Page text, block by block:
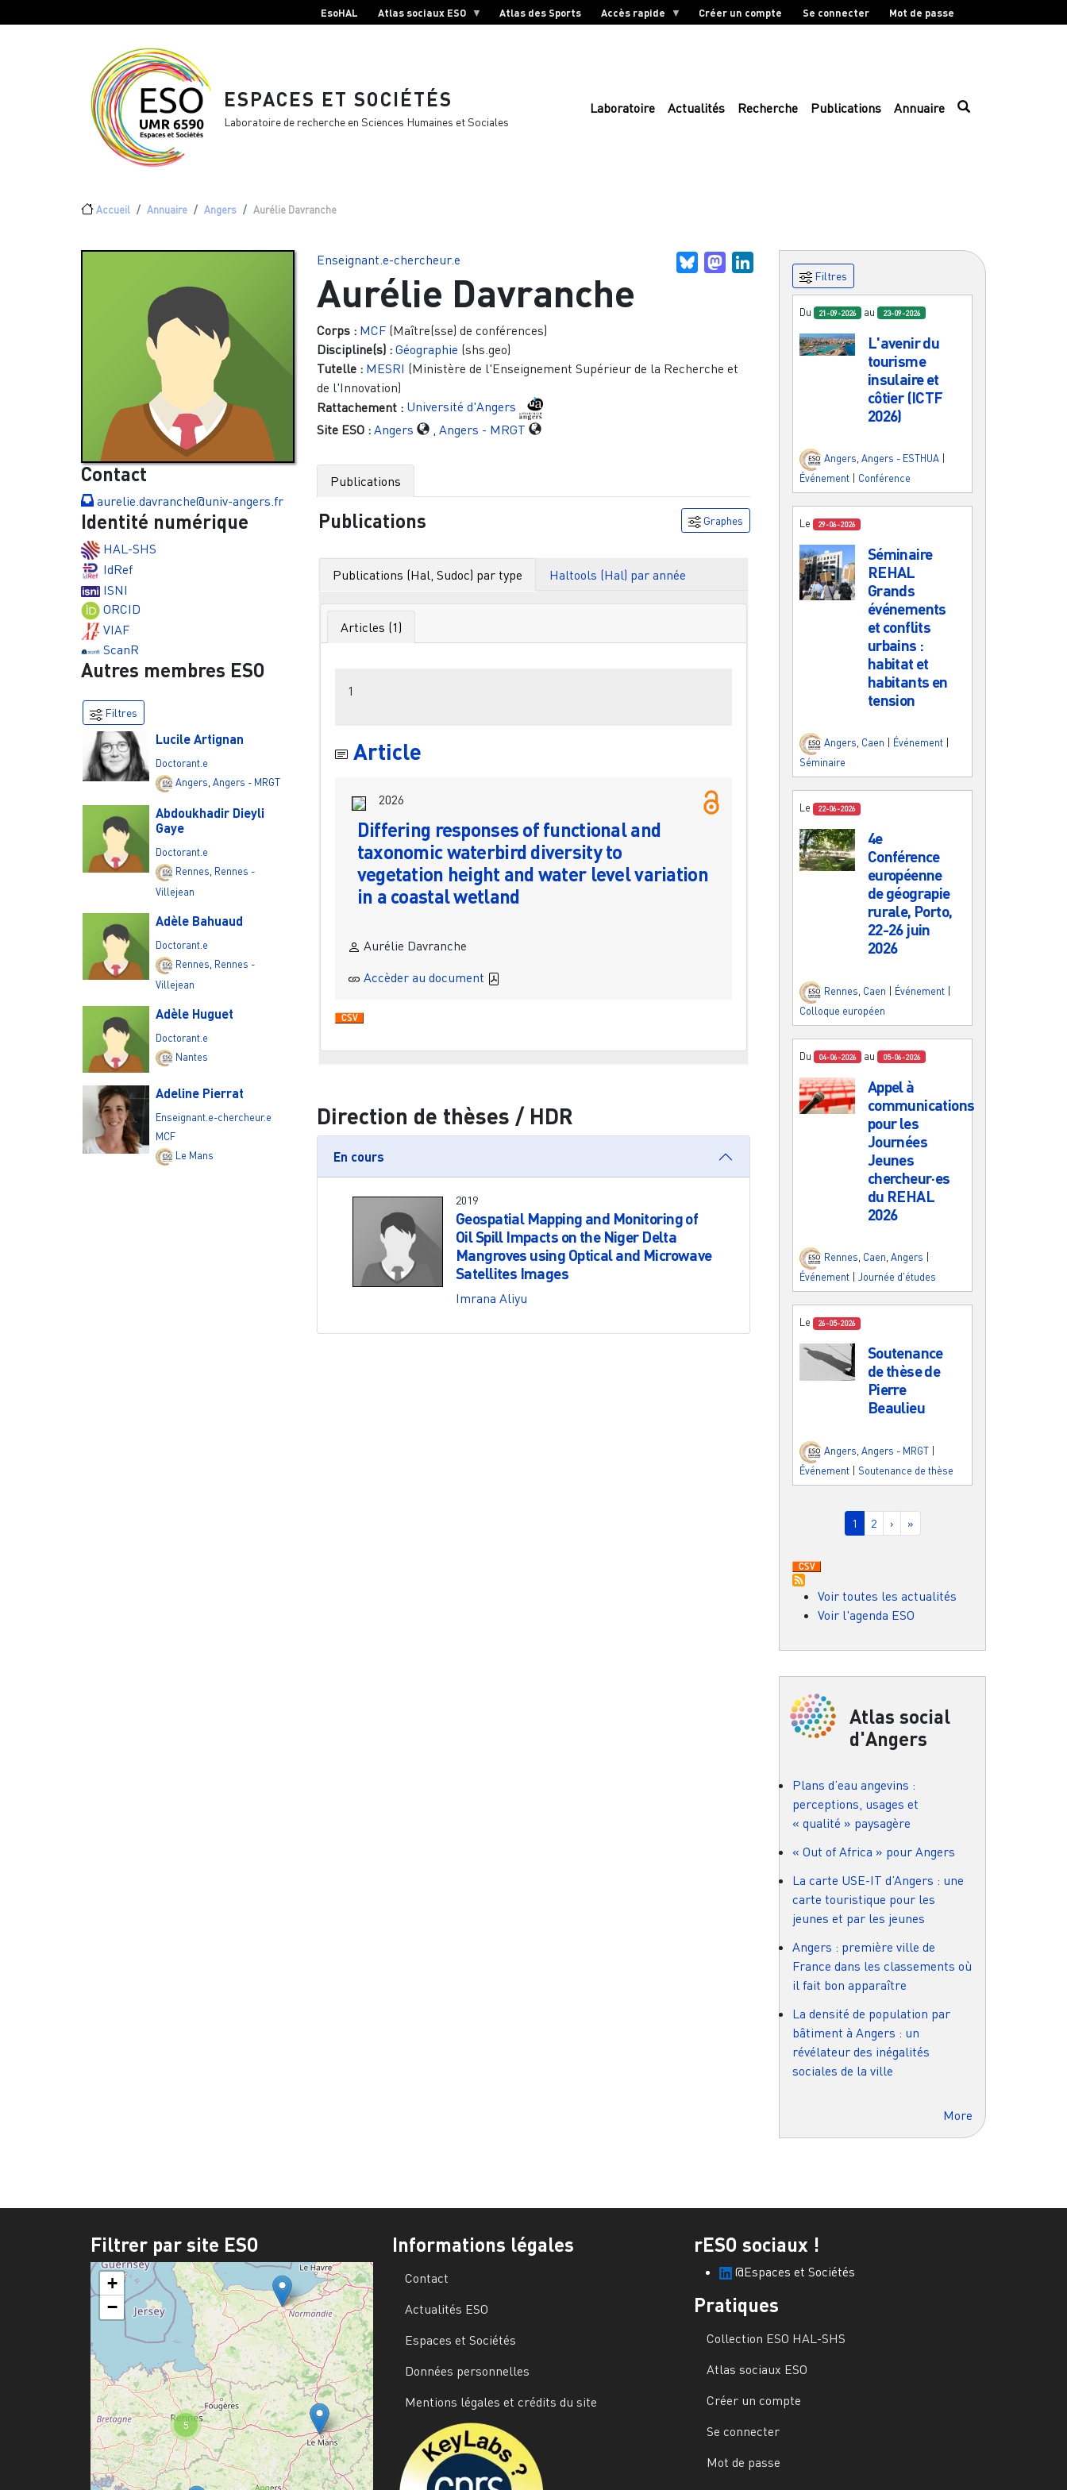
EsoHAL Atlas sociaux ESO Atlas des Sports Accès rapide Créer un compte Se connecter Mot de passe
ESPACES ET SOCIÉTÉS
Laboratoire de recherche en Sciences Humaines et Sociales
Laboratoire Actualités Recherche Publications Annuaire
Fil d'Ariane
Accueil Annuaire Angers Aurélie Davranche
Contact
aurelie.davranche@univ-angers.fr
Identité numérique
HAL-SHS
IdRef
ISNI
ORCID
VIAF
ScanR
Autres membres ESO
Filtres
Lucile Artignan
Doctorant.e
Angers,Angers - MRGT
Abdoukhadir Dieyli
Gaye
Doctorant.e
Rennes Rennes -
Villejean
Adèle Bahuaud
Doctorant.e
Rennes Rennes -
Villejean
Adèle Huguet
Doctorant.e
Nantes
Adeline Pierrat
Enseignant.e-chercheur.e
MCF
Le Mans
BlueskyMastodonLinkedIn
Enseignant.e-chercheur.e
Aurélie Davranche
Corps : MCF(Maître(sse) de conférences)
Discipline(s) : Géographie (shs.geo)
Tutelle : MESRI (Ministère de l'Enseignement Supérieur de la Recherche et
de l'Innovation)
Rattachement : Université d'Angers
Site ESO : Angers , Angers - MRGT
Publications
Publications Graphes
Publications (Hal, Sudoc) par type Haltools (Hal) par année
Articles (1)
1
Article
2026
Differing responses of functional and
taxonomic waterbird diversity to
vegetation height and water level variation
in a coastal wetland
Aurélie Davranche
Accèder au document
Direction de thèses / HDR
En cours
2019
Geospatial Mapping and Monitoring of
Oil Spill Impacts on the Niger Delta
Mangroves using Optical and Microwave
Satellites Images
Imrana Aliyu
Filtres
Du 21-09-2026 au 23-09-2026
L'avenir du
tourisme
insulaire et
côtier (ICTF
2026)
Angers Angers - ESTHUA
Événement
Conférence
Le 29-06-2026
Séminaire
REHAL
Grands
événements
et conflits
urbains :
habitat et
habitants en
tension
Angers, Caen Événement
Séminaire
Le 22-06-2026
4e
Conférence
européenne
de géograpie
rurale, Porto,
22-26 juin
2026
Rennes Caen Événement
Colloque européen
Du 04-06-2026 au 05-06-2026
Appel à
communications
pour les
Journées
Jeunes
chercheur·es
du REHAL
2026
Rennes, Caen, Angers
Événement
Journée d'études
Le 26-05-2026
Soutenance
de thèse de
Pierre
Beaulieu
Angers Angers - MRGT
Événement | Soutenance de thèse
Pagination
Page courante
1 Page
2 Page suivante
› Dernière page
»
Voir toutes les actualités
Voir l'agenda ESO
Atlas social
d'Angers
Plans d’eau angevins :
perceptions, usages et
« qualité » paysagère
« Out of Africa » pour Angers
La carte USE-IT d’Angers : une
carte touristique pour les
jeunes et par les jeunes
Angers : première ville de
France dans les classements où
il fait bon apparaître
La densité de population par
bâtiment à Angers : un
révélateur des inégalités
sociales de la ville
More
Filtrer par site ESO
5
+
−
Informations légales
Contact
Actualités ESO
Espaces et Sociétés
Données personnelles
Mentions légales et crédits du site
rESO sociaux !
@Espaces et Sociétés
Pratiques
Collection ESO HAL-SHS
Atlas sociaux ESO
Créer un compte
Se connecter
Mot de passe